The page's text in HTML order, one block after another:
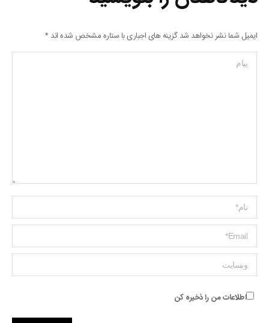
ایمیل شما نشر نخواهد شد گزینه های اجباری با ستاره مشخص شده اند*
پیام
Name *
ایمیل *
وبسایت
اطلاعات من را ذخیره کن